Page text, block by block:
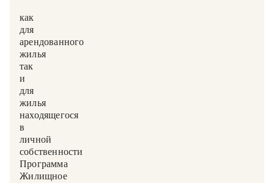
как
для
арендованного
жилья,
так
и
для
жилья,
находящегося
в
личной
собственности.
Программа
«Жилищное